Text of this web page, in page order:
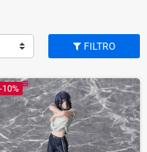
FILTRO
-10%